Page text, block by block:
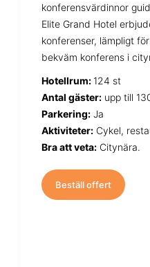
konferensvärdinnor
Elite Grand Hotel
konferenser, lämpligt
bekväm konferens i
Hotellrum: 124 st
Antal gäster: upp till
Parkering: Ja
Aktiviteter: Cykel,
Bra att veta: Citynära.
Beställ offert